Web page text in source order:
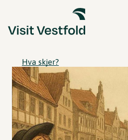
Hva skjer?